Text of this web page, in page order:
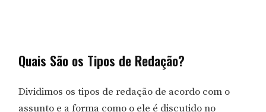
Quais São os Tipos de Redação?
Dividimos os tipos de redação de acordo com o
assunto e a forma como o ele é discutido no